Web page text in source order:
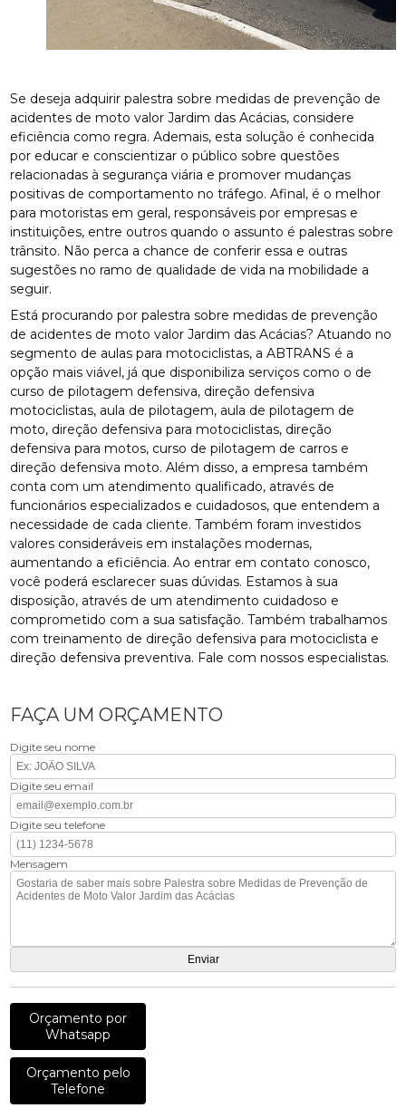
Se deseja adquirir palestra sobre medidas de prevenção de
acidentes de moto valor Jardim das Acácias, considere
eficiência como regra. Ademais, esta solução é conhecida
por educar e conscientizar o público sobre questões
relacionadas à segurança viária e promover mudanças
positivas de comportamento no tráfego. Afinal, é o melhor
para motoristas em geral, responsáveis por empresas e
instituições, entre outros quando o assunto é palestras sobre
trânsito. Não perca a chance de conferir essa e outras
sugestões no ramo de qualidade de vida na mobilidade a
seguir.
Está procurando por palestra sobre medidas de prevenção
de acidentes de moto valor Jardim das Acácias? Atuando no
segmento de aulas para motociclistas, a ABTRANS é a
opção mais viável, já que disponibiliza serviços como o de
curso de pilotagem defensiva, direção defensiva
motociclistas, aula de pilotagem, aula de pilotagem de
moto, direção defensiva para motociclistas, direção
defensiva para motos, curso de pilotagem de carros e
direção defensiva moto. Além disso, a empresa também
conta com um atendimento qualificado, através de
funcionários especializados e cuidadosos, que entendem a
necessidade de cada cliente. Também foram investidos
valores consideráveis em instalações modernas,
aumentando a eficiência. Ao entrar em contato conosco,
você poderá esclarecer suas dúvidas. Estamos à sua
disposição, através de um atendimento cuidadoso e
comprometido com a sua satisfação. Também trabalhamos
com treinamento de direção defensiva para motociclista e
direção defensiva preventiva. Fale com nossos especialistas.
FAÇA UM ORÇAMENTO
Digite seu nome
Digite seu email
Digite seu telefone
Mensagem
Orçamento por
Whatsapp
Orçamento pelo
Telefone